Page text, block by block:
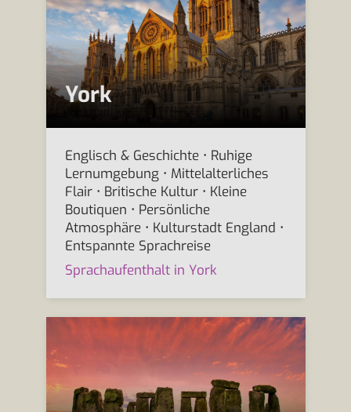
York
Englisch & Geschichte • Ruhige
Lernumgebung • Mittelalterliches
Flair • Britische Kultur • Kleine
Boutiquen • Persönliche
Atmosphäre • Kulturstadt England •
Entspannte Sprachreise
Sprachaufenthalt in York